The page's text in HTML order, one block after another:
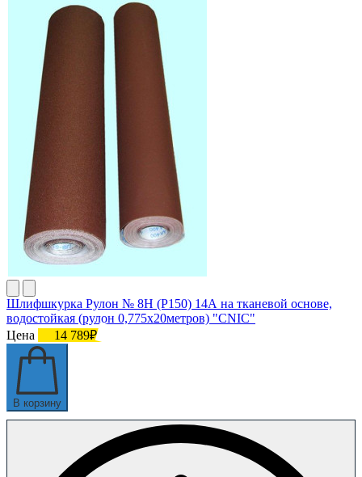
Шлифшкурка Рулон № 8Н (P150) 14А на тканевой основе,
водостойкая (рулон 0,775х20метров) "CNIC"
Цена
14 789₽
В корзину